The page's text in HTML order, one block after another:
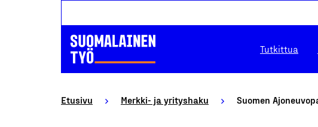
Tutkittua
Etusivu Merkki- ja yrityshaku Suomen